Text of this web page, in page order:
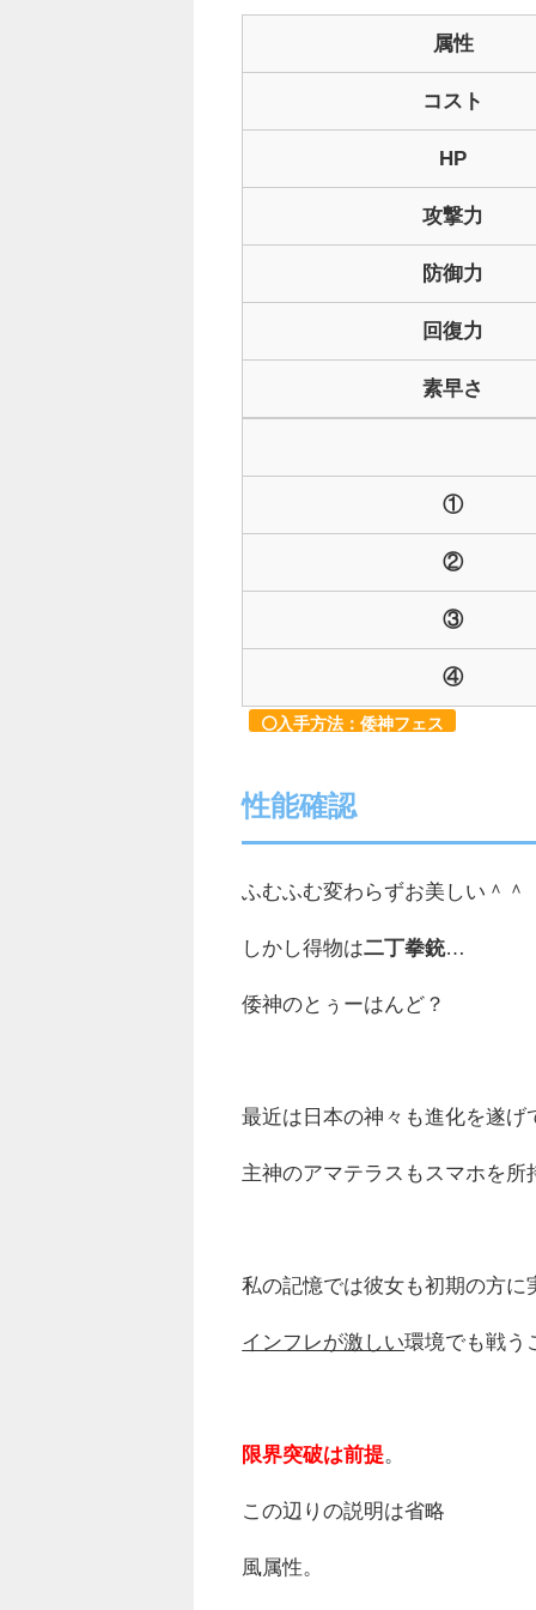
属性
コスト
HP
攻撃力
防御力
回復力
素早さ
①
②
③
④
入手方法：倭神フェス
性能確認
ふむふむ変わらずお美しい＾＾
しかし得物は二丁拳銃
倭神のとぅーはんど？
最近は日本の神々も進化を遂げ
主神のアマテラスもスマホを所
私の記憶では彼女も初期の方に
インフレが激しい環境でも戦う
限界突破は前提
この辺りの説明は省略
風属性。